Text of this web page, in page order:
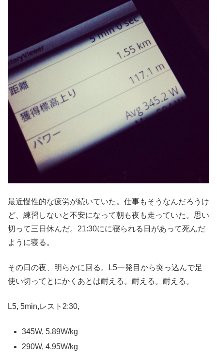
最近慢性的な疲労が続いていた。仕事もそうなんだろうけ
ど、練習しないと不安になって朝も夜も走っていた。思い
切って三日休んだ。21:30にに寝られる日があって死んだ
ように寝る。
その日の夜、明らかに回る。L5一発目から突っ込んで足
使い切ってとにかくあとは耐える。耐える。耐える。
L5, 5min,レスト2:30,
345W, 5.89W/kg
290W, 4.95W/kg